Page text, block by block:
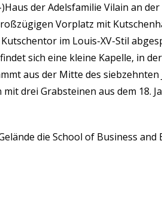
der Adelsfamilie Vilain an
Vorplatz mit
im Louis-XV-Stil
sich eine kleine Kapelle, in
aus der Mitte des
drei Grabsteinen aus dem 18.
die School of Business